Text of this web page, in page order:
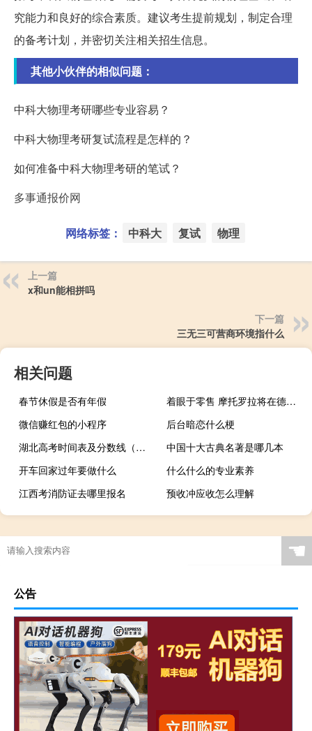
究能力和良好的综合素质。建议考生提前规划，制定合理
的备考计划，并密切关注相关招生信息。
其他小伙伴的相似问题：
中科大物理考研哪些专业容易？
中科大物理考研复试流程是怎样的？
如何准备中科大物理考研的笔试？
多事通报价网
网络标签： 中科大 复试 物理
上一篇
x和un能相拼吗
下一篇
三无三可营商环境指什么
相关问题
春节休假是否有年假
着眼于零售 摩托罗拉将在德里开设50个Moto hub
微信赚红包的小程序
后台暗恋什么梗
湖北高考时间表及分数线（湖北高考时间）
中国十大古典名著是哪几本
开车回家过年要做什么
什么什么的专业素养
江西考消防证去哪里报名
预收冲应收怎么理解
☚
公告